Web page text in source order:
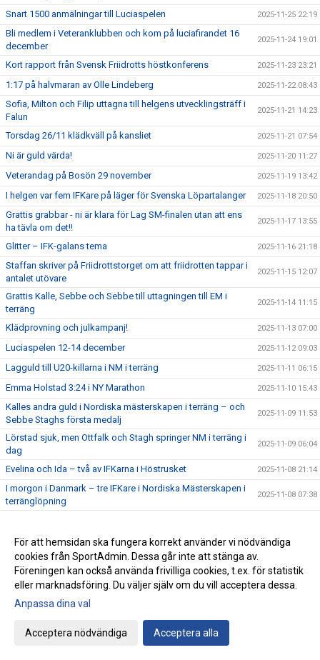
Snart 1500 anmälningar till Luciaspelen 2025-11-25 22:19
Bli medlem i Veteranklubben och kom på luciafirandet 16
december
2025-11-24 19:01
Kort rapport från Svensk Friidrotts höstkonferens 2025-11-23 23:21
1:17 på halvmaran av Olle Lindeberg 2025-11-22 08:43
Sofia, Milton och Filip uttagna till helgens utvecklingsträff i
Falun
2025-11-21 14:23
Torsdag 26/11 klädkväll på kansliet 2025-11-21 07:54
Ni är guld värda! 2025-11-20 11:27
Veterandag på Bosön 29 november 2025-11-19 13:42
I helgen var fem IFKare på läger för Svenska Löpartalanger 2025-11-18 20:50
Grattis grabbar - ni är klara för Lag SM-finalen utan att ens
ha tävla om det!!
2025-11-17 13:55
Glitter – IFK-galans tema 2025-11-16 21:18
Staffan skriver på Friidrottstorget om att friidrotten tappar i
antalet utövare
2025-11-15 12:07
Grattis Kalle, Sebbe och Sebbe till uttagningen till EM i
terräng
2025-11-14 11:15
Klädprovning och julkampanj! 2025-11-13 07:00
Luciaspelen 12-14 december 2025-11-12 09:03
Lagguld till U20-killarna i NM i terräng 2025-11-11 06:15
Emma Holstad 3:24 i NY Marathon 2025-11-10 15:43
Kalles andra guld i Nordiska mästerskapen i terräng – och
Sebbe Staghs första medalj
2025-11-09 11:53
Lörstad sjuk, men Ottfalk och Stagh springer NM i terräng i
dag
2025-11-09 06:04
Evelina och Ida – två av IFKarna i Höstrusket 2025-11-08 21:14
I morgon i Danmark – tre IFKare i Nordiska Mästerskapen i
terränglöpning
2025-11-08 07:38
Save the date – IFK-galan byter datum till 23 januari 2025-11-06 07:21
17:25 av Alex von Heideken på 5000m 2025-11-05 22:37
Så nära var det maximal Daniel-utdelning 2025-11-04 22:56
Årets fjärde Bulle är ute nu
Emma Holstad 1:35 på halvmaran
För att hemsidan ska fungera korrekt använder vi nödvändiga
cookies från SportAdmin. Dessa går inte att stänga av.
Föreningen kan också använda frivilliga cookies, t.ex. för statistik
eller marknadsföring. Du väljer själv om du vill acceptera dessa.
Anpassa dina val
Acceptera nödvändiga Acceptera alla